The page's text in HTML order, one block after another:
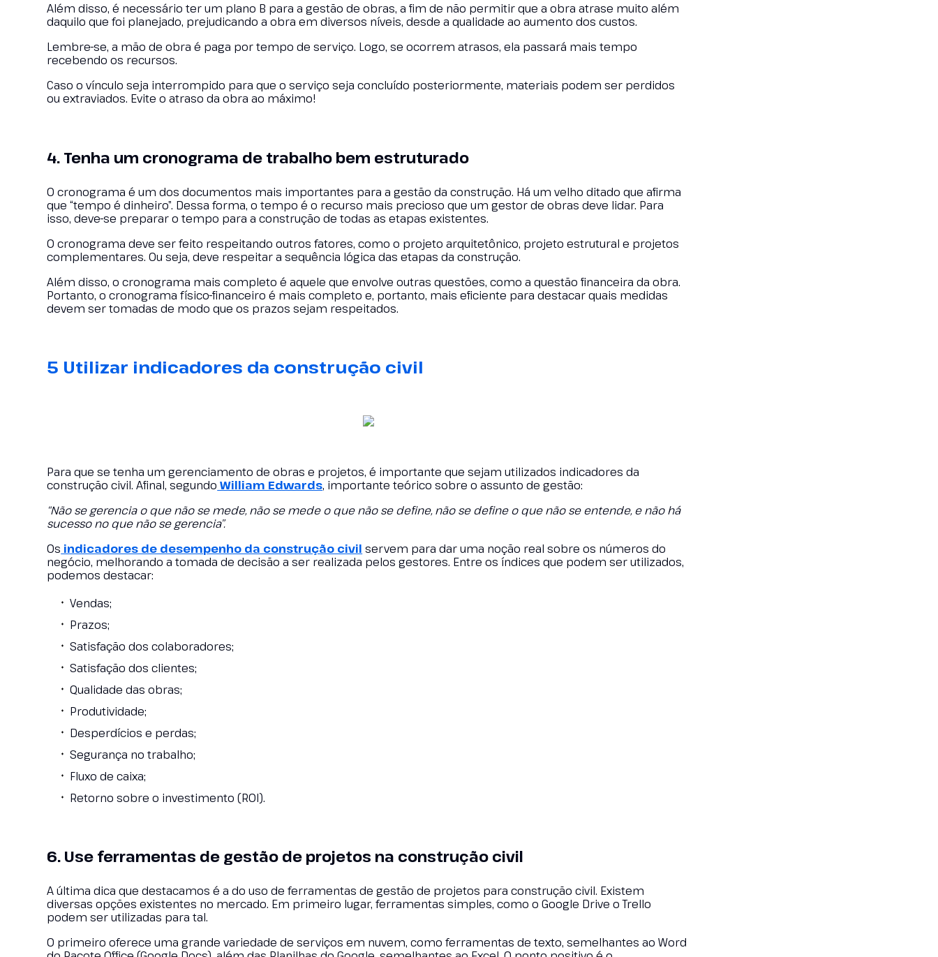
Além disso, é necessário ter um plano B para a gestão de obras, a fim de não permitir que a obra atrase muito além
daquilo que foi planejado, prejudicando a obra em diversos níveis, desde a qualidade ao aumento dos custos.
Lembre-se, a mão de obra é paga por tempo de serviço. Logo, se ocorrem atrasos, ela passará mais tempo
recebendo os recursos.
Caso o vínculo seja interrompido para que o serviço seja concluído posteriormente, materiais podem ser perdidos
ou extraviados. Evite o atraso da obra ao máximo!
4. Tenha um cronograma de trabalho bem estruturado
O cronograma é um dos documentos mais importantes para a gestão da construção. Há um velho ditado que afirma
que “tempo é dinheiro”. Dessa forma, o tempo é o recurso mais precioso que um gestor de obras deve lidar. Para
isso, deve-se preparar o tempo para a construção de todas as etapas existentes.
O cronograma deve ser feito respeitando outros fatores, como o projeto arquitetônico, projeto estrutural e projetos
complementares. Ou seja, deve respeitar a sequência lógica das etapas da construção.
Além disso, o cronograma mais completo é aquele que envolve outras questões, como a questão financeira da obra.
Portanto, o cronograma físico-financeiro é mais completo e, portanto, mais eficiente para destacar quais medidas
devem ser tomadas de modo que os prazos sejam respeitados.
5 Utilizar indicadores da construção civil
Para que se tenha um gerenciamento de obras e projetos, é importante que sejam utilizados indicadores da
construção civil. Afinal, segundo William Edwards, importante teórico sobre o assunto de gestão:
“Não se gerencia o que não se mede, não se mede o que não se define, não se define o que não se entende, e não há
sucesso no que não se gerencia”.
Os indicadores de desempenho da construção civil servem para dar uma noção real sobre os números do
negócio, melhorando a tomada de decisão a ser realizada pelos gestores. Entre os índices que podem ser utilizados,
podemos destacar:
Vendas;
Prazos;
Satisfação dos colaboradores;
Satisfação dos clientes;
Qualidade das obras;
Produtividade;
Desperdícios e perdas;
Segurança no trabalho;
Fluxo de caixa;
Retorno sobre o investimento (ROI).
6. Use ferramentas de gestão de projetos na construção civil
A última dica que destacamos é a do uso de ferramentas de gestão de projetos para construção civil. Existem
diversas opções existentes no mercado. Em primeiro lugar, ferramentas simples, como o Google Drive o Trello
podem ser utilizadas para tal.
O primeiro oferece uma grande variedade de serviços em nuvem, como ferramentas de texto, semelhantes ao Word